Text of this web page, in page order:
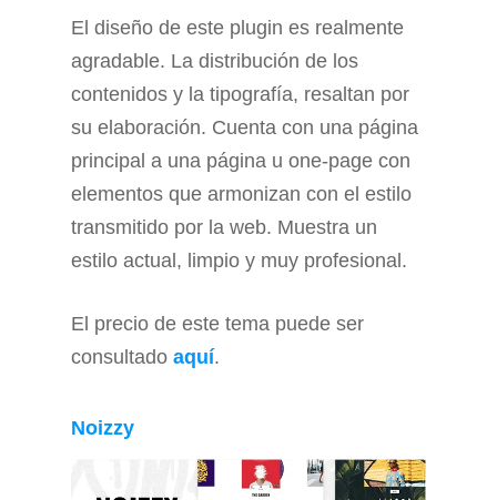
El diseño de este plugin es realmente
agradable. La distribución de los
contenidos y la tipografía, resaltan por
su elaboración. Cuenta con una página
principal a una página u one-page con
elementos que armonizan con el estilo
transmitido por la web. Muestra un
estilo actual, limpio y muy profesional.
El precio de este tema puede ser
consultado aquí.
Noizzy